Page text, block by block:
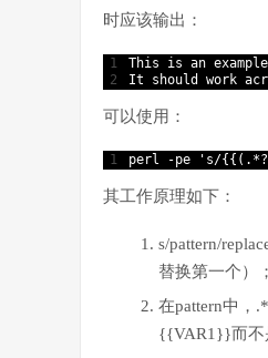
时应该输出：
1
2
This is an example
It should work
可以使用：
1 perl -pe 's/
其工作原理如下：
s/pattern/
替换第一个）；
在pattern中，
{{VAR1}}而不